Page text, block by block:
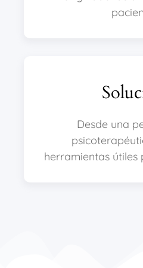
Desde una
herramientas útiles